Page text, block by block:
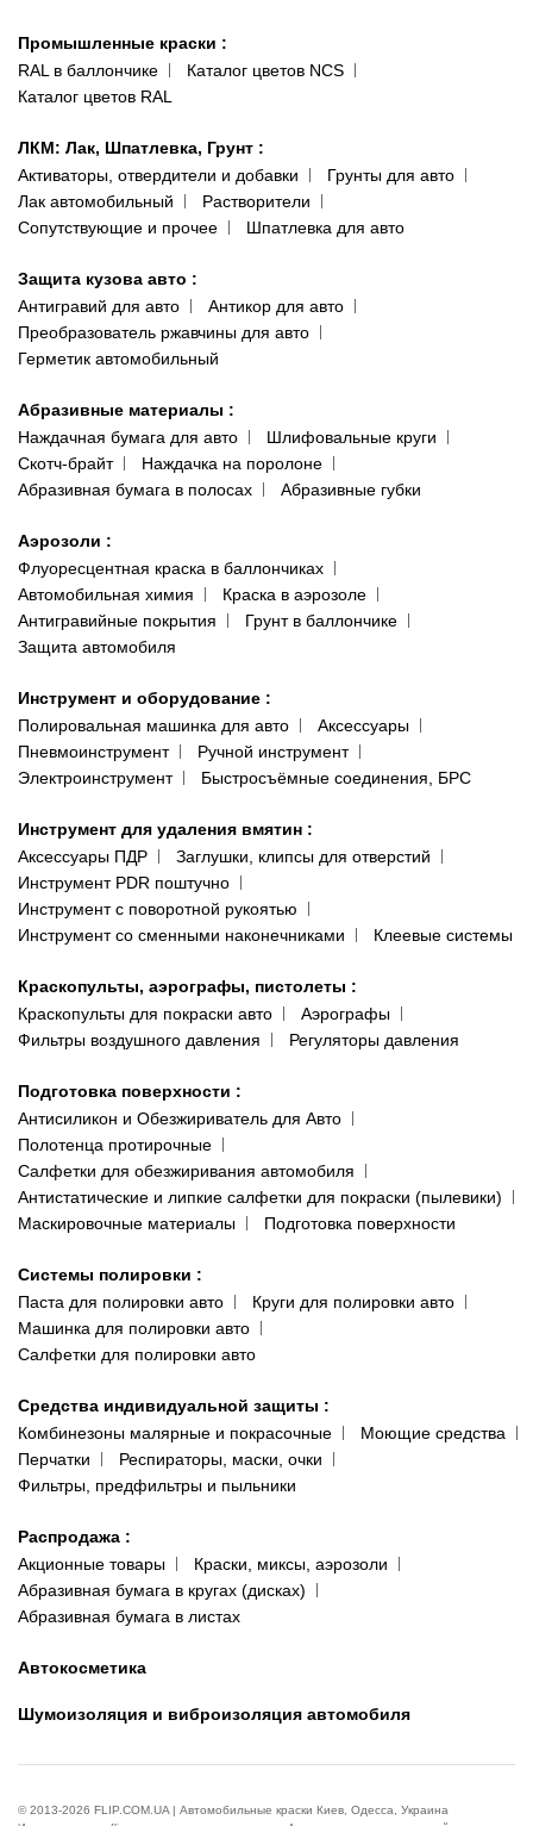
Промышленные краски :
RAL в баллончике
Каталог цветов NCS
Каталог цветов RAL
ЛКМ: Лак, Шпатлевка, Грунт :
Активаторы, отвердители и добавки
Грунты для авто
Лак автомобильный
Растворители
Сопутствующие и прочее
Шпатлевка для авто
Защита кузова авто :
Антигравий для авто
Антикор для авто
Преобразователь ржавчины для авто
Герметик автомобильный
Абразивные материалы :
Наждачная бумага для авто
Шлифовальные круги
Скотч-брайт
Наждачка на поролоне
Абразивная бумага в полосах
Абразивные губки
Аэрозоли :
Флуоресцентная краска в баллончиках
Автомобильная химия
Краска в аэрозоле
Антигравийные покрытия
Грунт в баллончике
Защита автомобиля
Инструмент и оборудование :
Полировальная машинка для авто
Аксессуары
Пневмоинструмент
Ручной инструмент
Электроинструмент
Быстросъёмные соединения, БРС
Инструмент для удаления вмятин :
Аксессуары ПДР
Заглушки, клипсы для отверстий
Инструмент PDR поштучно
Инструмент с поворотной рукоятью
Инструмент со сменными наконечниками
Клеевые системы
Краскопульты, аэрографы, пистолеты :
Краскопульты для покраски авто
Аэрографы
Фильтры воздушного давления
Регуляторы давления
Подготовка поверхности :
Антисиликон и Обезжириватель для Авто
Полотенца протирочные
Салфетки для обезжиривания автомобиля
Антистатические и липкие салфетки для покраски (пылевики)
Маскировочные материалы
Подготовка поверхности
Системы полировки :
Паста для полировки авто
Круги для полировки авто
Машинка для полировки авто
Салфетки для полировки авто
Средства индивидуальной защиты :
Комбинезоны малярные и покрасочные
Моющие средства
Перчатки
Респираторы, маски, очки
Фильтры, предфильтры и пыльники
Распродажа :
Акционные товары
Краски, миксы, аэрозоли
Абразивная бумага в кругах (дисках)
Абразивная бумага в листах
Автокосметика
Шумоизоляция и виброизоляция автомобиля
© 2013-2026 FLIP.COM.UA | Автомобильные краски Киев, Одесса, Украина